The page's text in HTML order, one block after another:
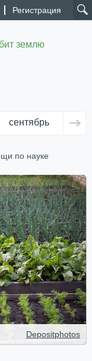
Регистрация
землю
сентябрь
по науке
Depositphotos